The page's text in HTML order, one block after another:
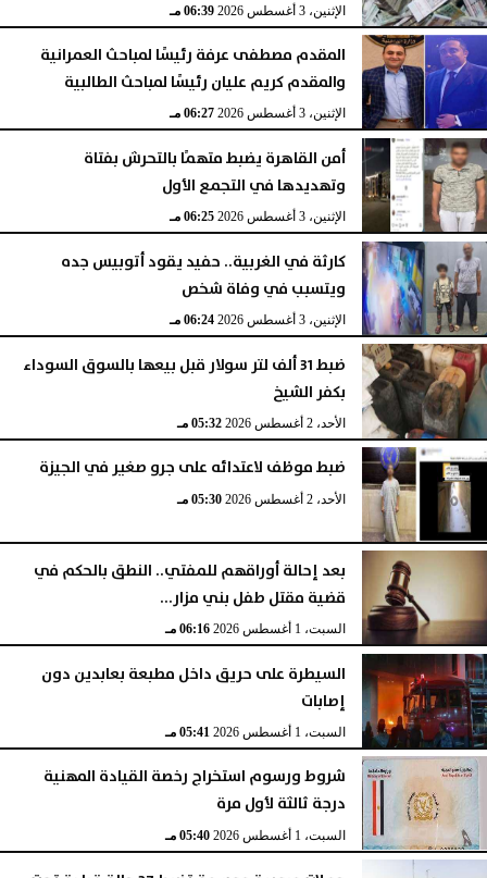
الإثنين، 3 أغسطس 2026 06:39 مـ
المقدم مصطفى عرفة رئيسًا لمباحث العمرانية
والمقدم كريم عليان رئيسًا لمباحث الطالبية
الإثنين، 3 أغسطس 2026 06:27 مـ
أمن القاهرة يضبط متهمًا بالتحرش بفتاة
وتهديدها في التجمع الأول
الإثنين، 3 أغسطس 2026 06:25 مـ
كارثة في الغربية.. حفيد يقود أتوبيس جده
ويتسبب في وفاة شخص
الإثنين، 3 أغسطس 2026 06:24 مـ
ضبط 31 ألف لتر سولار قبل بيعها بالسوق السوداء
بكفر الشيخ
الأحد، 2 أغسطس 2026 05:32 مـ
ضبط موظف لاعتدائه على جرو صغير في الجيزة
الأحد، 2 أغسطس 2026 05:30 مـ
بعد إحالة أوراقهم للمفتي.. النطق بالحكم في
قضية مقتل طفل بني مزار...
السبت، 1 أغسطس 2026 06:16 مـ
السيطرة على حريق داخل مطبعة بعابدين دون
إصابات
السبت، 1 أغسطس 2026 05:41 مـ
شروط ورسوم استخراج رخصة القيادة المهنية
درجة ثالثة لأول مرة
السبت، 1 أغسطس 2026 05:40 مـ